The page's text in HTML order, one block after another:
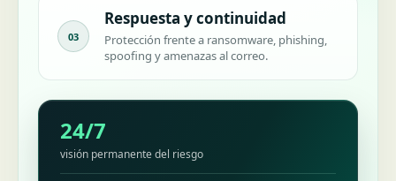
03
Respuesta y continuidad
Protección frente a ransomware, phishing,
spoofing y amenazas al correo.
24/7
visión permanente del riesgo